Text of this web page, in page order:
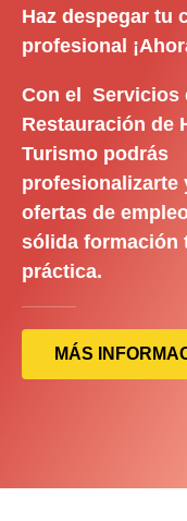
Haz despegar tu
profesional
Con el Servicios
Restauración de
Turismo podrás
profesionalizarte
ofertas de
sólida formación
práctica.
MÁS